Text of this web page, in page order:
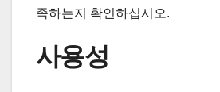
족하는지 확인하십시오.
사용성